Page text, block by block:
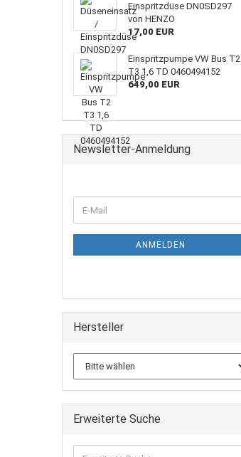
Einspritzdüse DN0SD297
von HENZO
17,00 EUR
Einspritzpumpe VW Bus T2
T3 1,6 TD 0460494152
649,00 EUR
Newsletter-Anmeldung
ZUR
E-
Mail
ANMELDEN
Hersteller
Erweiterte Suche